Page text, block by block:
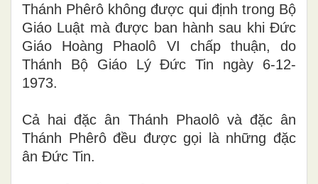
Thánh Phêrô không được qui định trong Bộ
Giáo Luật mà được ban hành sau khi Đức
Giáo Hoàng Phaolô VI chấp thuận, do
Thánh Bộ Giáo Lý Đức Tin ngày 6-12-
1973.
Cả hai đặc ân Thánh Phaolô và đặc ân
Thánh Phêrô đều được gọi là những đặc
ân Đức Tin.